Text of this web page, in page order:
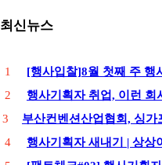
최신뉴스
1
[행사입찰]8월 첫째 주 행
2
행사기획자 취업, 이런 회
3
부산컨벤션산업협회, 싱가
4
행사기획자 새내기 | 상상